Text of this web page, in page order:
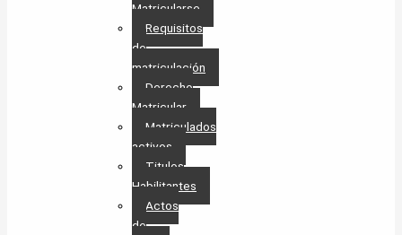
Matricularse
Requisitos
de
matriculación
Derecho
Matricular
Matriculados
activos
Titulos
Habilitantes
Actos
de